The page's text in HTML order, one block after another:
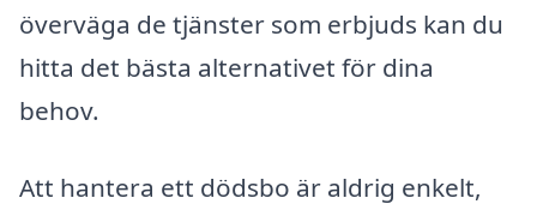
överväga de tjänster som erbjuds kan du
hitta det bästa alternativet för dina
behov.
Att hantera ett dödsbo är aldrig enkelt,